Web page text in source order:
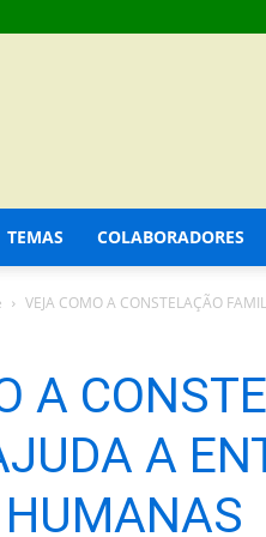
TEMAS COLABORADORES
VEJA COMO A CONSTELAÇÃO
A
A